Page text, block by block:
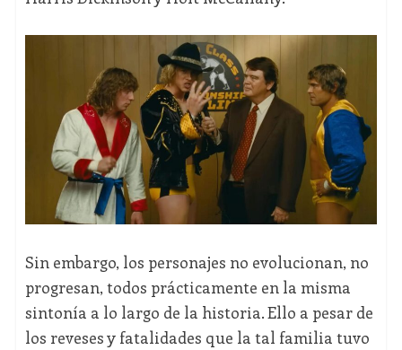
Sin embargo, los personajes no evolucionan, no
progresan, todos prácticamente en la misma
sintonía a lo largo de la historia. Ello a pesar de
los reveses y fatalidades que la tal familia tuvo